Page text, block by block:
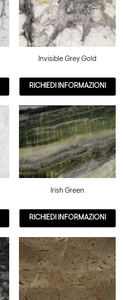
Invisible Grey Gold
RICHIEDI INFORMAZIONI
Irish Green
RICHIEDI INFORMAZIONI